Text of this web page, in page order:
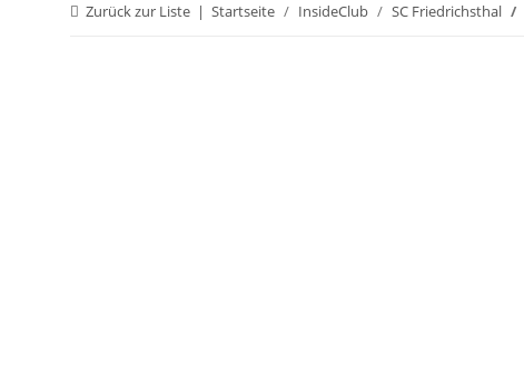
Zurück zur Liste Startseite InsideClub SC Friedrichsthal